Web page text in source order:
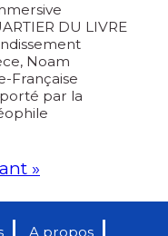
DU LIVRE
Noam
Française
par la
»
A propos